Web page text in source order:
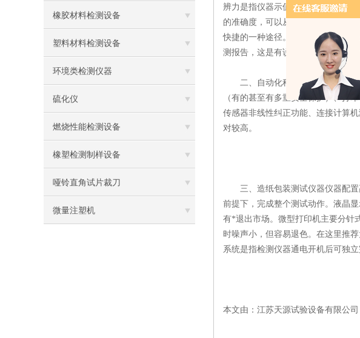
橡胶材料检测设备
塑料材料检测设备
环境类检测仪器
硫化仪
燃烧性能检测设备
橡塑检测制样设备
哑铃直角试片裁刀
微量注塑机
辨力是指仪器示值给出的小读数。
的准确度，可以从几种途径获取。1
快捷的一种途径。2、翻阅相关的杂
测报告，这是有说服力的。
二、自动化程度高，升级空间大
（有的甚至有多重安全保护）、打
传感器非线性纠正功能、连接计算
对较高。
三、造纸包装测试仪器仪器配置
前提下，完成整个测试动作。液晶
有*退出市场。微型打印机主要分针
时噪声小，但容易退色。在这里推
系统是指检测仪器通电开机后可独
本文由：江苏天源试验设备有限公司